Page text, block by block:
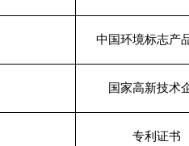
中国环境标志产
国家高新技术
专利证书